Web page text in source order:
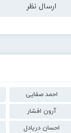
احمد صفایی
آرون افشار
احسان دریادل